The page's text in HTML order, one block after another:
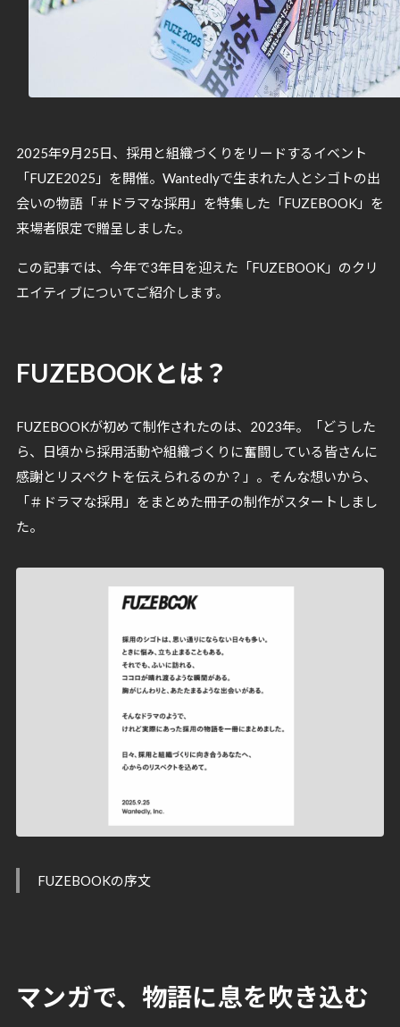
2025年9月25日、採用と組織づくりをリードするイベント
「FUZE2025」を開催。Wantedlyで生まれた人とシゴトの出
会いの物語「＃ドラマな採用」を特集した「FUZEBOOK」を
来場者限定で贈呈しました。
この記事では、今年で3年目を迎えた「FUZEBOOK」のクリ
エイティブについてご紹介します。
FUZEBOOKとは？
FUZEBOOKが初めて制作されたのは、2023年。「どうした
ら、日頃から採用活動や組織づくりに奮闘している皆さんに
感謝とリスペクトを伝えられるのか？」。そんな想いから、
「＃ドラマな採用」をまとめた冊子の制作がスタートしまし
た。
FUZEBOOKの序文
マンガで、物語に息を吹き込む